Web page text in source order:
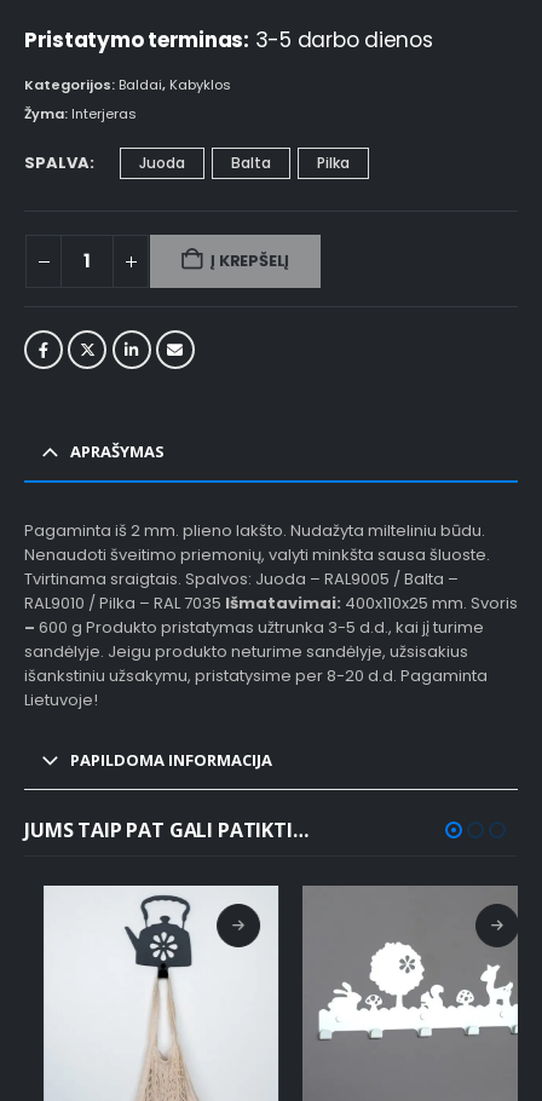
Pristatymo terminas: 3-5 darbo dienos
Kategorijos: Baldai, Kabyklos
Žyma: Interjeras
SPALVA Juoda Balta Pilka
Į KREPŠELĮ
APRAŠYMAS
Pagaminta iš 2 mm. plieno lakšto. Nudažyta milteliniu būdu.
Nenaudoti šveitimo priemonių, valyti minkšta sausa šluoste.
Tvirtinama sraigtais. Spalvos: Juoda – RAL9005 / Balta –
RAL9010 / Pilka – RAL 7035 Išmatavimai: 400x110x25 mm. Svoris
– 600 g Produkto pristatymas užtrunka 3-5 d.d., kai jį turime
sandėlyje. Jeigu produkto neturime sandėlyje, užsisakius
išankstiniu užsakymu, pristatysime per 8-20 d.d. Pagaminta
Lietuvoje!
PAPILDOMA INFORMACIJA
JUMS TAIP PAT GALI PATIKTI…